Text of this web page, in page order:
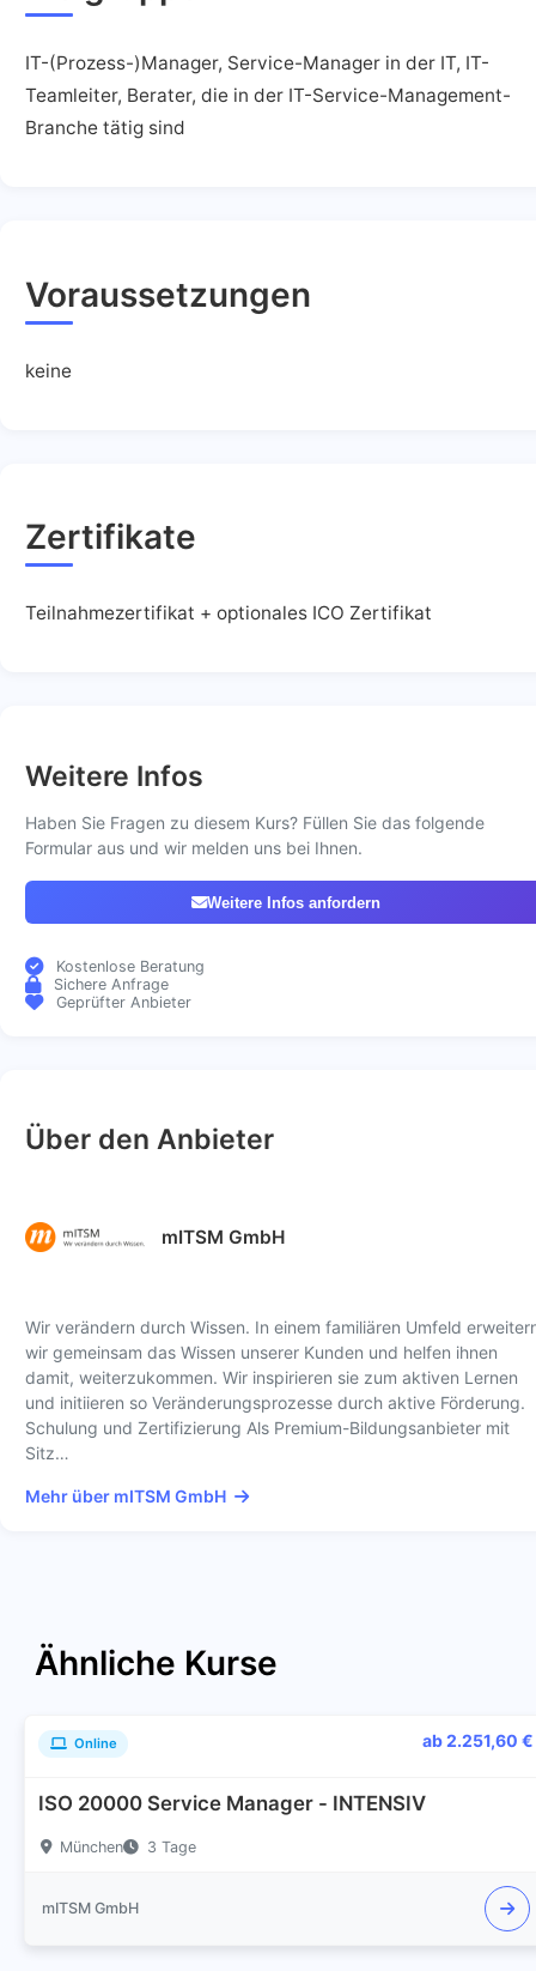
IT-(Prozess-)Manager, Service-Manager in der IT, IT-
Teamleiter, Berater, die in der IT-Service-Management-
Branche tätig sind
Voraussetzungen
keine
Zertifikate
Teilnahmezertifikat + optionales ICO Zertifikat
Weitere Infos
Haben Sie Fragen zu diesem Kurs? Füllen Sie das folgende
Formular aus und wir melden uns bei Ihnen.
Weitere Infos anfordern
Kostenlose Beratung
Sichere Anfrage
Geprüfter Anbieter
Über den Anbieter
mITSM GmbH
Wir verändern durch Wissen. In einem familiären Umfeld
wir gemeinsam das Wissen unserer Kunden und helfen ihnen
damit, weiterzukommen. Wir inspirieren sie zum aktiven Lernen
und initiieren so Veränderungsprozesse durch aktive Förderung.
Schulung und Zertifizierung Als Premium-Bildungsanbieter mit
Sitz…
Mehr über mITSM GmbH
Ähnliche Kurse
Online ab 2.251,60 €
ISO 20000 Service Manager - INTENSIV
München 3 Tage
mITSM GmbH